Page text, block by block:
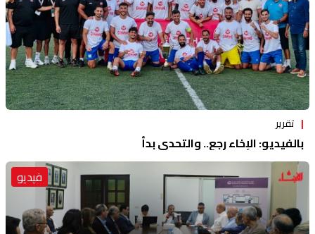
تقرير
بالفيديو: الإخاء رجع.. والتحدي بدأ
فيديو